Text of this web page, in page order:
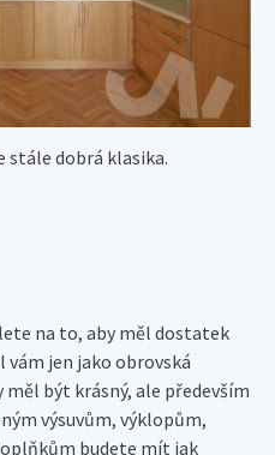
stále dobrá klasika.
na to, aby měl dostatek
jen jako obrovská
být krásný, ale především
výsuvům, výklopům,
budete mít jak